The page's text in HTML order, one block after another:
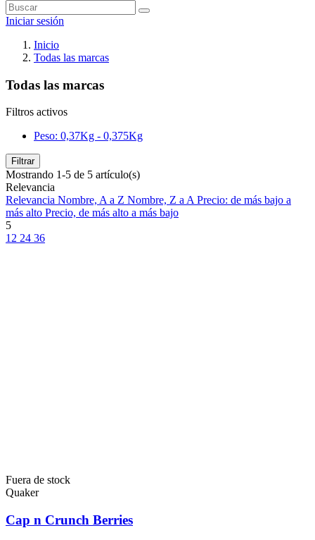
Iniciar sesión
Inicio
Todas las marcas
Todas las marcas
Filtros activos
Peso: 0,37Kg - 0,375Kg
Filtrar
Mostrando 1-5 de 5 artículo(s)
Relevancia
Relevancia Nombre, A a Z Nombre, Z a APrecio: de más bajo a
más alto Precio, de más alto a más bajo
5
12 24 36
Fuera de stock
Quaker
Cap n Crunch Berries